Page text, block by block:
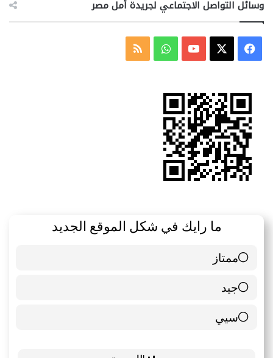
وسائل التواصل الاجتماعي لجريدة أمل مصر
فيسبوك ‫YouTubeواتسابملخص
ما رايك في شكل الموقع الجديد
ممتاز
6 ( 85.71 % )
جيد
0 ( 0 % )
سيي
1 ( 14.29 % )